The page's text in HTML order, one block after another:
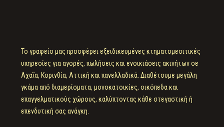
Το γραφείο μας προσφέρει εξειδικευμένες κτηματομεσιτικές
υπηρεσίες για αγορές, πωλήσεις και ενοικιάσεις ακινήτων σε
Αχαΐα, Κορινθία, Αττική και πανελλαδικά. Διαθέτουμε μεγάλη
γκάμα από διαμερίσματα, μονοκατοικίες, οικόπεδα και
επαγγελματικούς χώρους, καλύπτοντας κάθε στεγαστική ή
επενδυτική σας ανάγκη.